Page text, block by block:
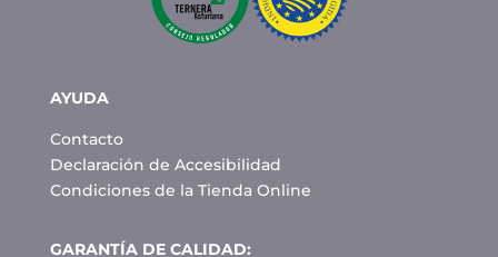
AYUDA
Contacto
Declaración de Accesibilidad
Condiciones de la Tienda Online
GARANTÍA DE CALIDAD: